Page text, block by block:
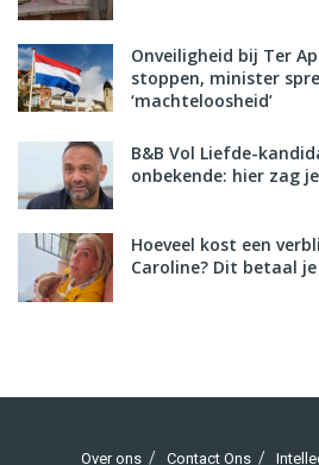
Onveiligheid bij Ter
stoppen, minister
‘machteloosheid’
B&B Vol Liefde-
onbekende: hier zag
Hoeveel kost een
Caroline? Dit betaal
Over ons Contact Ons